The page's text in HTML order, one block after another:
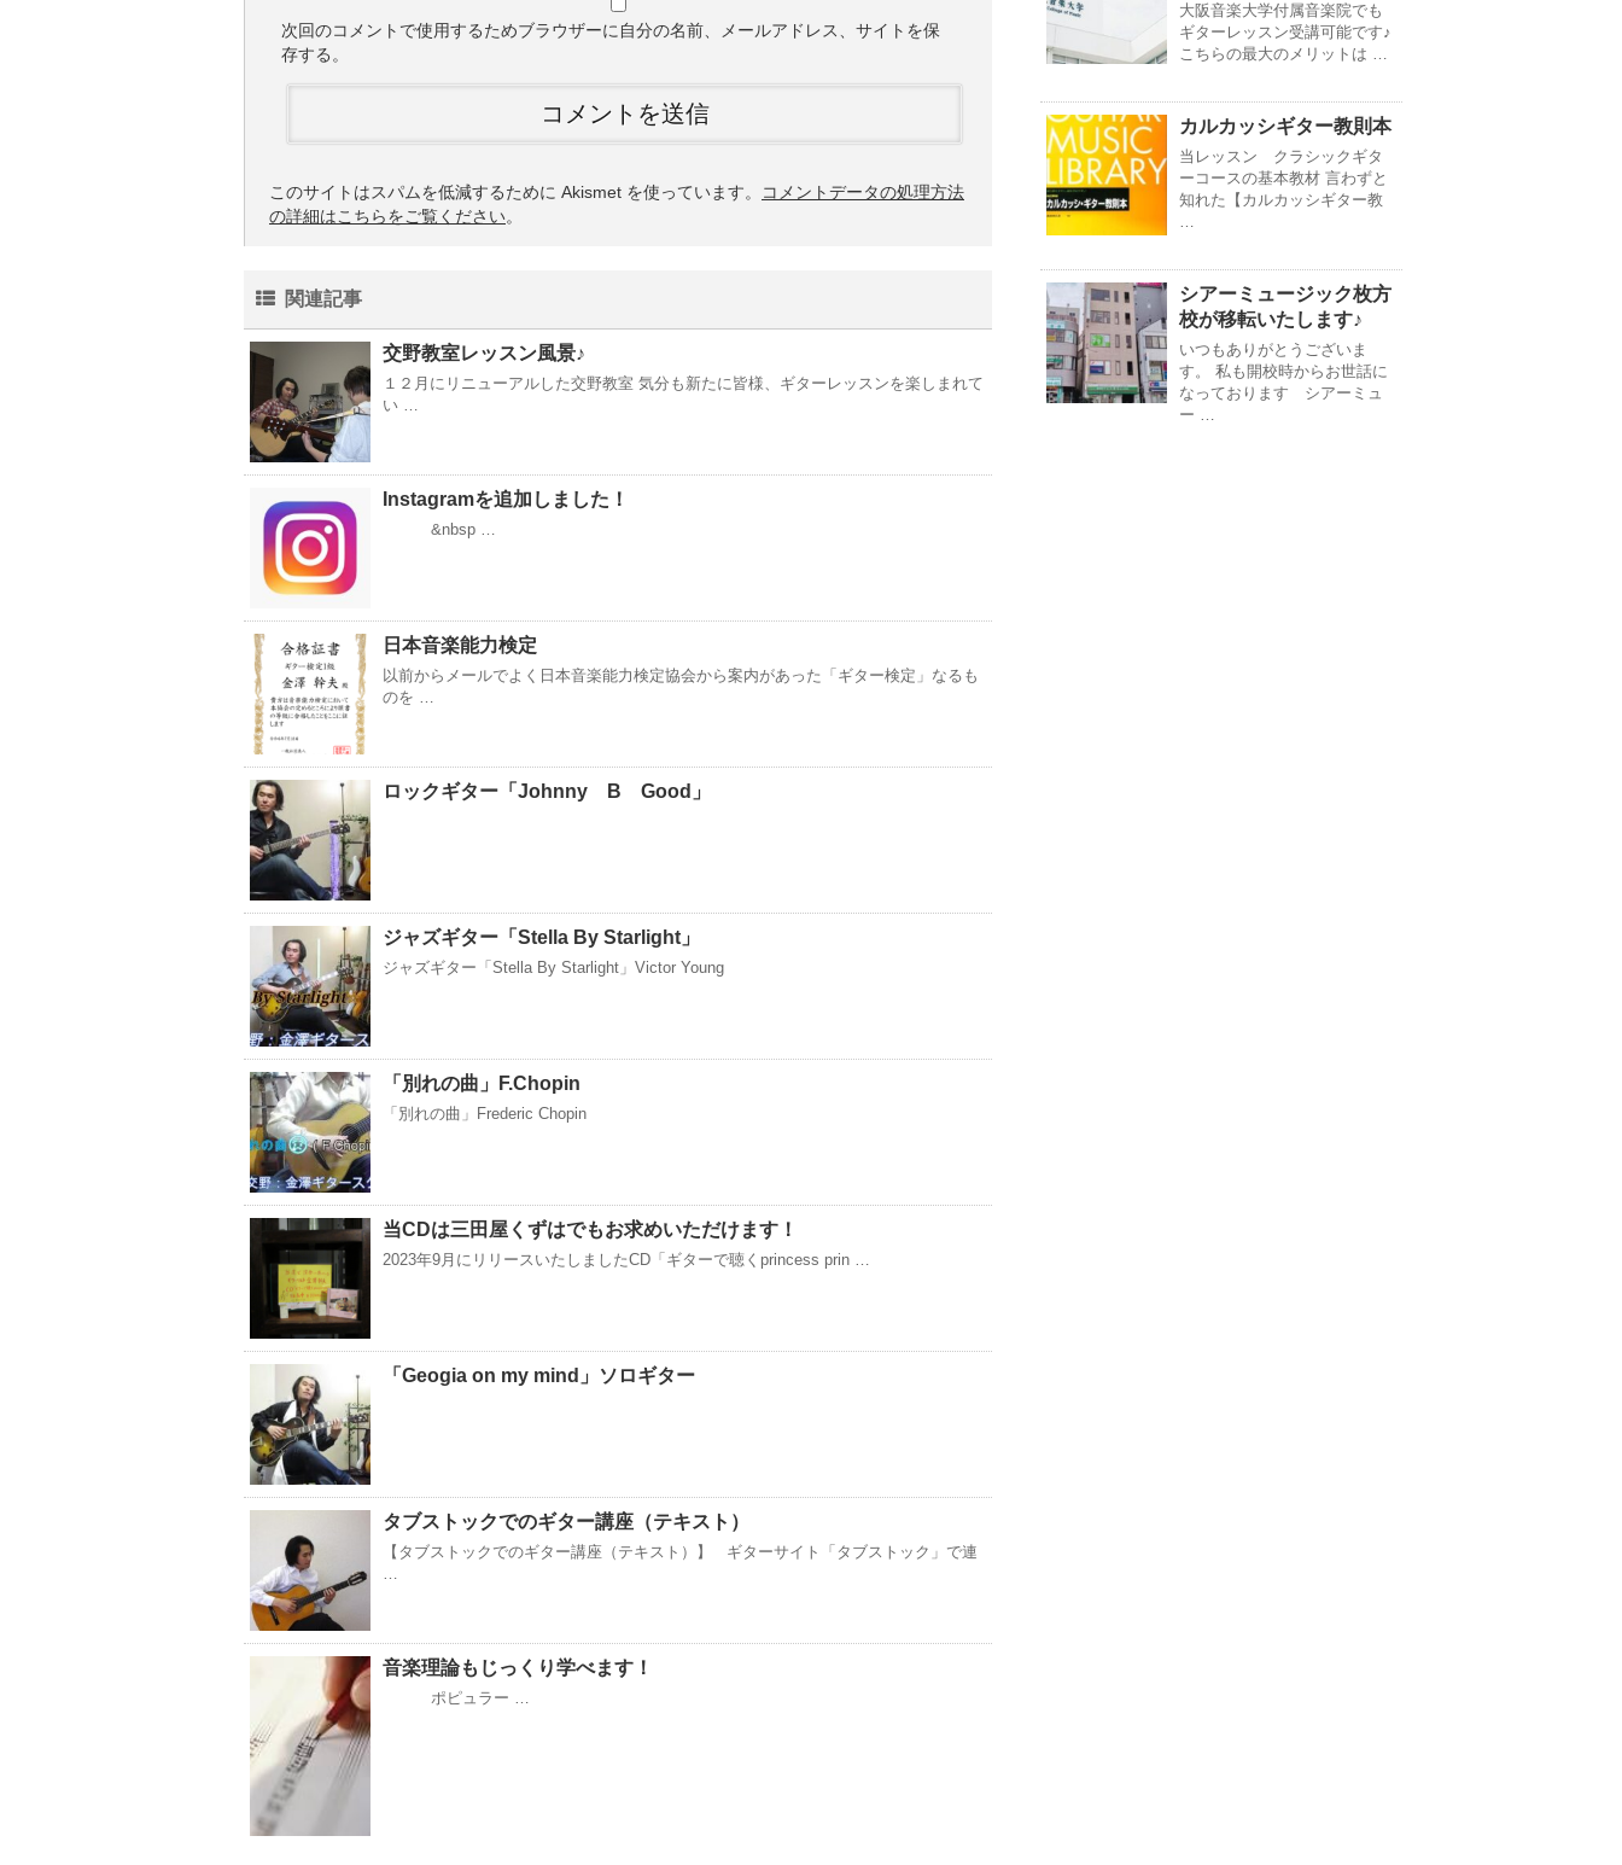
次回のコメントで使用するためブラウザーに自分の名前、メールアドレス、サイトを保
存する。
このサイトはスパムを低減するために Akismet を使っています。
コメントデータの処理方法
の詳細はこちらをご覧ください。
関連記事
交野教室レッスン風景♪
１２月にリニューアルした交野教室 気分も新たに皆様、ギターレッスンを楽しまれて
い …
Instagramを追加しました！
&nbsp …
日本音楽能力検定
以前からメールでよく日本音楽能力検定協会から案内があった「ギター検定」なるも
のを …
ロックギター「Johnny B Good」
ジャズギター「Stella By Starlight」
ジャズギター「Stella By Starlight」Victor Young
「別れの曲」F.Chopin
「別れの曲」Frederic Chopin
当CDは三田屋くずはでもお求めいただけます！
2023年9月にリリースいたしましたCD「ギターで聴くprincess prin …
「Geogia on my mind」ソロギター
タブストックでのギター講座（テキスト）
【タブストックでのギター講座（テキスト）】 ギターサイト「タブストック」で連
…
音楽理論もじっくり学べます！
ポピュラー …
大阪音楽大学付属音楽院でも
ギターレッスン受講可能です♪
こちらの最大のメリットは …
カルカッシギター教則本
当レッスン クラシックギタ
ーコースの基本教材 言わずと
知れた【カルカッシギター教
…
シアーミュージック枚方
校が移転いたします♪
いつもありがとうございま
す。 私も開校時からお世話に
なっております シアーミュ
ー …